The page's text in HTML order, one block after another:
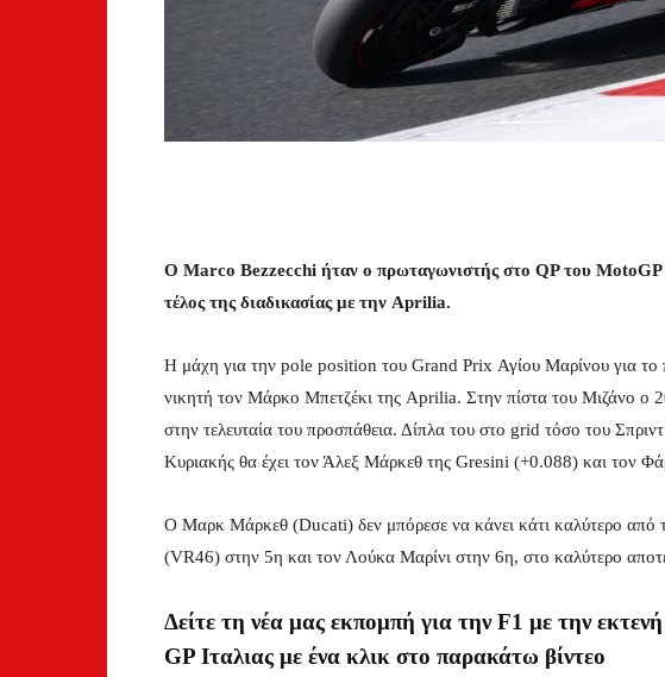
O Marco Bezzecchi ήταν ο πρωταγωνιστής στο QP του MotoGP
τέλος της διαδικασίας με την Aprilia.
Η μάχη για την pole position του Grand Prix Αγίου Μαρίνου για το
νικητή τον Μάρκο Μπετζέκι της Aprilia. Στην πίστα του Μιζάνο ο
στην τελευταία του προσπάθεια. Δίπλα του στο grid τόσο του
Κυριακής θα έχει τον Άλεξ Μάρκεθ της Gresini (+0.088) και τον
Ο Μαρκ Μάρκεθ (Ducati) δεν μπόρεσε να κάνει κάτι καλύτερο από
(VR46) στην 5η και τον Λούκα Μαρίνι στην 6η, στο καλύτερο
Δείτε τη νέα μας εκπομπή για την F1 με την
GP Ιταλιας με ένα κλικ στο παρακάτω βίντεο